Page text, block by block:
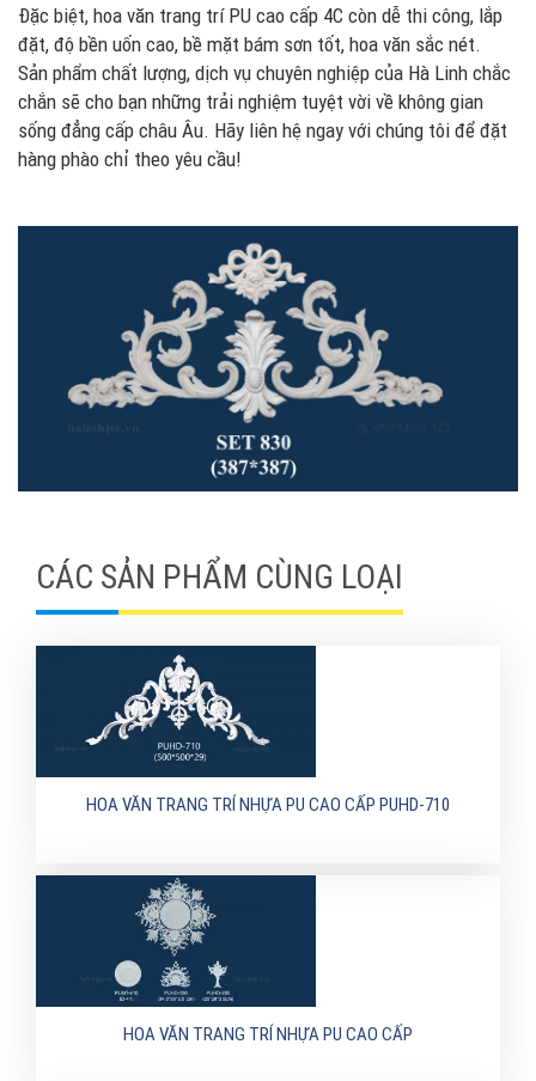
Đặc biệt, hoa văn trang trí PU cao cấp 4C còn dễ thi công, lắp
đặt, độ bền uốn cao, bề mặt bám sơn tốt, hoa văn sắc nét.
Sản phẩm chất lượng, dịch vụ chuyên nghiệp của Hà Linh chắc
chắn sẽ cho bạn những trải nghiệm tuyệt vời về không gian
sống đẳng cấp châu Âu. Hãy liên hệ ngay với chúng tôi để đặt
hàng phào chỉ theo yêu cầu!
CÁC SẢN PHẨM CÙNG LOẠI
HOA VĂN TRANG TRÍ NHỰA PU CAO CẤP PUHD-710
HOA VĂN TRANG TRÍ NHỰA PU CAO CẤP